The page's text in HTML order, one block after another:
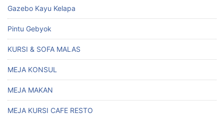
Gazebo Kayu Kelapa
Pintu Gebyok
KURSI & SOFA MALAS
MEJA KONSUL
MEJA MAKAN
MEJA KURSI CAFE RESTO